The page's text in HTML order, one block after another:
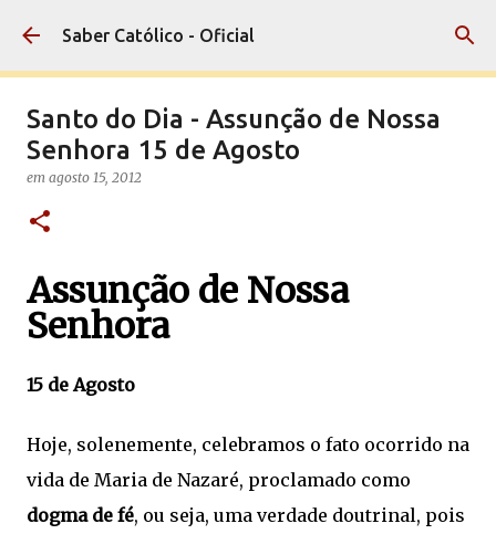
Pular para o conteúdo principal
Saber Católico - Oficial
Santo do Dia - Assunção de Nossa
Senhora 15 de Agosto
em agosto 15, 2012
Assunção de Nossa
Senhora
15 de Agosto
Hoje, solenemente, celebramos o fato ocorrido na
vida de Maria de Nazaré, proclamado como
dogma de fé, ou seja, uma verdade doutrinal, pois